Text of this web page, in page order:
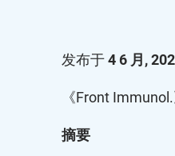
发布于4 6 月,
《Front
摘要